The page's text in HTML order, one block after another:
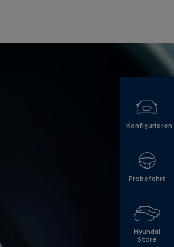
Konfigurieren
Probefahrt
Hyundai
Store